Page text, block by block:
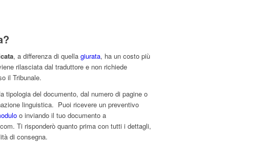
, a differenza di quellagiurata, ha un costo più
rilasciata dal traduttore e non richiede
il Tribunale.
tipologia del documento, dal numero di pagine o
linguistica. Puoi ricevere un preventivo
o inviando il tuo documento a
Ti risponderò quanto prima con tutti i dettagli,
di consegna.